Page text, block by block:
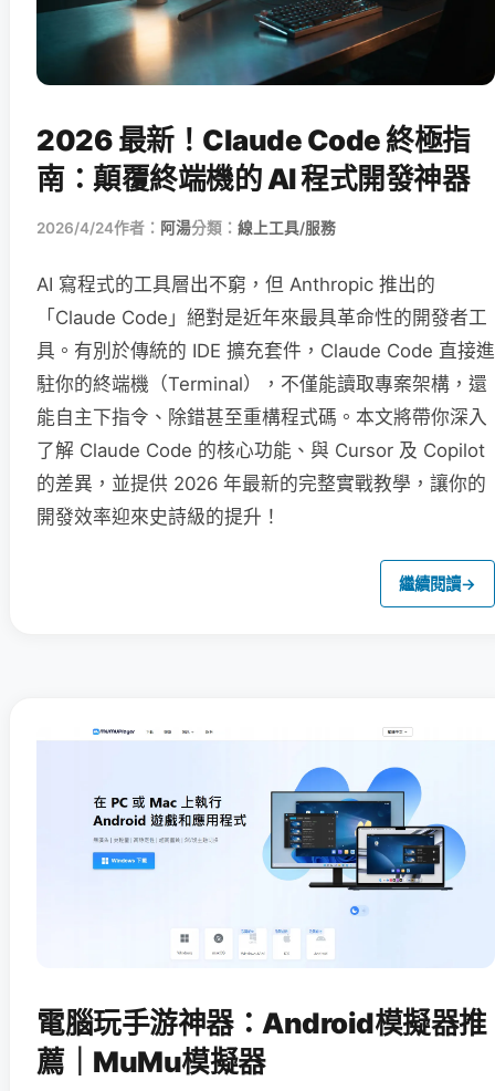
2026 最新！Claude Code 終極指
南：顛覆終端機的 AI 程式開發神器
2026/4/24作者： 阿湯分類： 線上工具/服務
AI 寫程式的工具層出不窮，但 Anthropic 推出的
「Claude Code」絕對是近年來最具革命性的開發者工
具。有別於傳統的 IDE 擴充套件，Claude Code 直接進
駐你的終端機（Terminal），不僅能讀取專案架構，還
能自主下指令、除錯甚至重構程式碼。本文將帶你深入
了解 Claude Code 的核心功能、與 Cursor 及 Copilot
的差異，並提供 2026 年最新的完整實戰教學，讓你的
開發效率迎來史詩級的提升！
繼續閱讀→
電腦玩手游神器：Android模擬器推
薦｜MuMu模擬器